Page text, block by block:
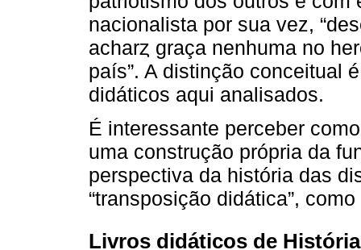
nacionalista por sua vez,
acharȥ graça nenhuma no
país”. A distinção conceitual
didáticos aqui analisados.
É interessante perceber
uma construção própria da
perspectiva da história das
“transposição didática”,
Livros didáticos de